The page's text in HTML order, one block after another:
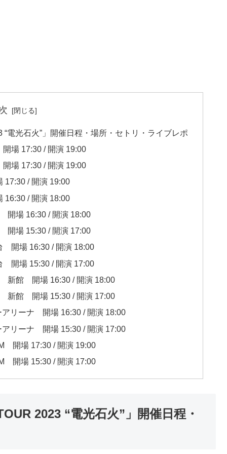
電光石火”」開催日程・場所・セトリ・ライブレポ
場 17:30 / 開演 19:00
場 17:30 / 開演 19:00
/ 開演 19:00
/ 開演 18:00
開場 16:30 / 開演 18:00
開場 15:30 / 開演 17:00
開場 16:30 / 開演 18:00
開場 15:30 / 開演 17:00
新館 開場 16:30 / 開演 18:00
新館 開場 15:30 / 開演 17:00
アリーナ 開場 16:30 / 開演 18:00
アリーナ 開場 15:30 / 開演 17:00
開場 17:30 / 開演 19:00
開場 15:30 / 開演 17:00
2023 “電光石火”」開催日程・